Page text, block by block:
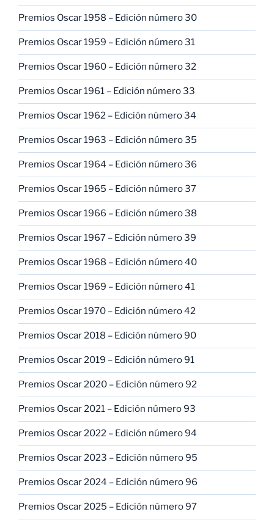
Premios Oscar 1958 – Edición número 30
Premios Oscar 1959 – Edición número 31
Premios Oscar 1960 – Edición número 32
Premios Oscar 1961 – Edición número 33
Premios Oscar 1962 – Edición número 34
Premios Oscar 1963 – Edición número 35
Premios Oscar 1964 – Edición número 36
Premios Oscar 1965 – Edición número 37
Premios Oscar 1966 – Edición número 38
Premios Oscar 1967 – Edición número 39
Premios Oscar 1968 – Edición número 40
Premios Oscar 1969 – Edición número 41
Premios Oscar 1970 – Edición número 42
Premios Oscar 2018 – Edición número 90
Premios Oscar 2019 – Edición número 91
Premios Oscar 2020 – Edición número 92
Premios Oscar 2021 – Edición número 93
Premios Oscar 2022 – Edición número 94
Premios Oscar 2023 – Edición número 95
Premios Oscar 2024 – Edición número 96
Premios Oscar 2025 – Edición número 97